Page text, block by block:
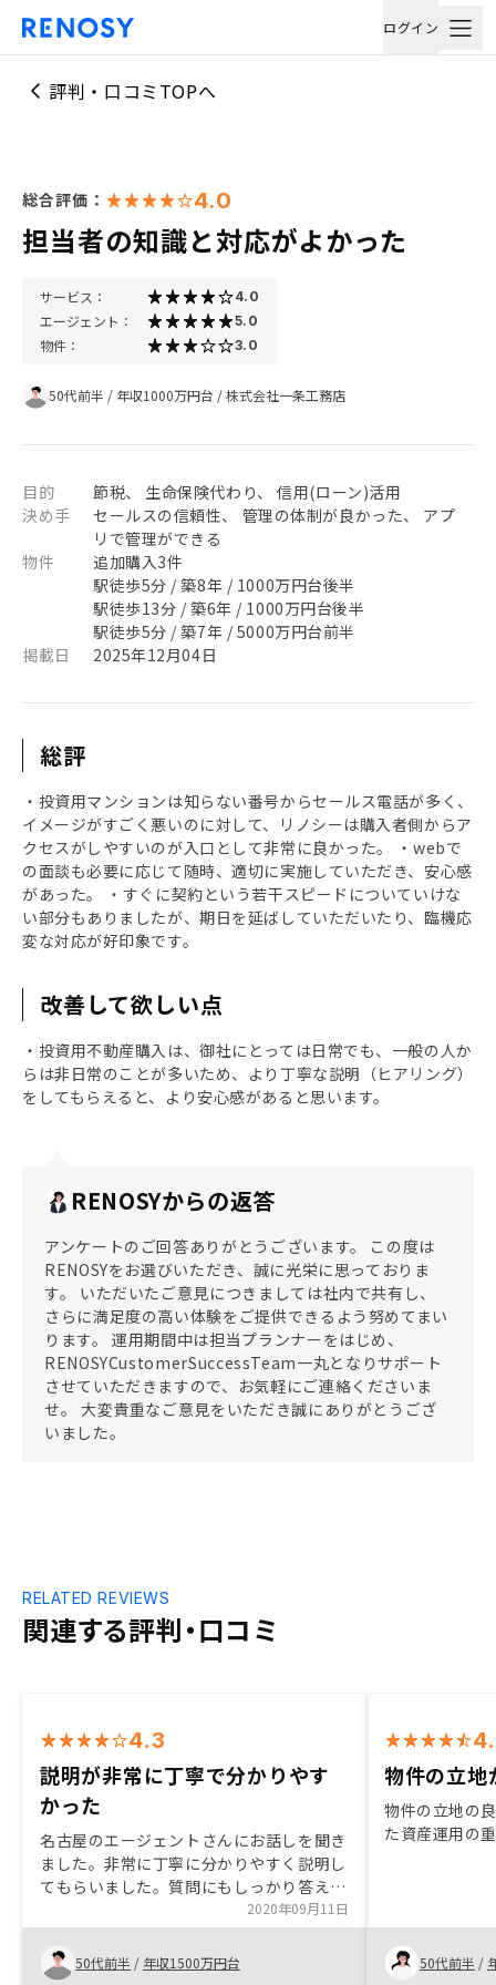
ログイン
評判・口コミTOPへ
総合評価： 4.0
担当者の知識と対応がよかった
サービス： 4.0
エージェント： 5.0
物件： 3.0
50代前半 / 年収1000万円台 /株式会社一条工務店
目的
節税、 生命保険代わり、 信用(ローン)活用
決め手
セールスの信頼性、 管理の体制が良かった、 アプ
リで管理ができる
物件
追加購入3件
駅徒歩5分 / 築8年 / 1000万円台後半
駅徒歩13分 / 築6年 / 1000万円台後半
駅徒歩5分 / 築7年 / 5000万円台前半
掲載日
2025年12月04日
総評
・投資用マンションは知らない番号からセールス電話が多く、
イメージがすごく悪いのに対して、リノシーは購入者側からア
クセスがしやすいのが入口として非常に良かった。 ・webで
の面談も必要に応じて随時、適切に実施していただき、安心感
があった。 ・すぐに契約という若干スピードについていけな
い部分もありましたが、期日を延ばしていただいたり、臨機応
変な対応が好印象です。
改善して欲しい点
・投資用不動産購入は、御社にとっては日常でも、一般の人か
らは非日常のことが多いため、より丁寧な説明（ヒアリング）
をしてもらえると、より安心感があると思います。
RENOSYからの返答
アンケートのご回答ありがとうございます。 この度は
RENOSYをお選びいただき、誠に光栄に思っておりま
す。 いただいたご意見につきましては社内で共有し、
さらに満足度の高い体験をご提供できるよう努めてまい
ります。 運用期間中は担当プランナーをはじめ、
RENOSYCustomerSuccessTeam一丸となりサポート
させていただきますので、お気軽にご連絡くださいま
せ。 大変貴重なご意見をいただき誠にありがとうござ
いました。
関連する評判・口コミ
RELATED REVIEWS
4.3
説明が非常に丁寧で分かりやす
かった
名古屋のエージェントさんにお話しを聞き
ました。非常に丁寧に分かりやすく説明し
てもらいました。質問にもしっかり答えて
くれました。決裁後アプリに早く反映され
ると良い。
2020年09月11日
50代前半 / 年収1500万円台
物件の立地
物件の立地の
た資産運用の
50代前半 /